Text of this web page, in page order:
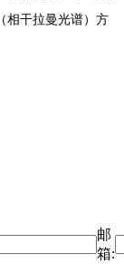
相干拉曼光谱）方
邮
箱: